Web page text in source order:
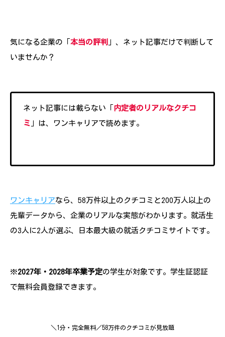
気になる企業の「 本当の評判
」、ネット記事だけで判断して
いませんか？
ネット記事には載らない「
内定者のリアルなクチコ
ミ 」は、ワンキャリアで読めます。
ワンキャリアなら、58万件以上のクチコミと200万人以上の
先輩データから、企業のリアルな実態がわかります。就活生
の3人に2人が選ぶ、日本最大級の就活クチコミサイトです。
※2027年・2028年卒業予定の学生が対象です。学生証認証
で無料会員登録できます。
＼1分・完全無料／58万件のクチコミが見放題